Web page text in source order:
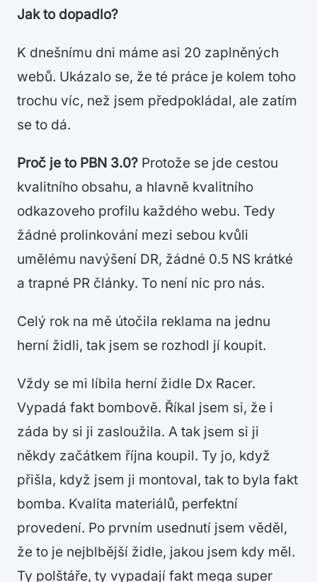
Jak to dopadlo?
K dnešnímu dni máme asi 20 zaplněných
webů. Ukázalo se, že té práce je kolem toho
trochu víc, než jsem předpokládal, ale zatím
se to dá.
Proč je to PBN 3.0? Protože se jde cestou
kvalitního obsahu, a hlavně kvalitního
odkazoveho profilu každého webu. Tedy
žádné prolinkování mezi sebou kvůli
umělému navýšení DR, žádné 0.5 NS krátké
a trapné PR články. To není nic pro nás.
Celý rok na mě útočila reklama na jednu
herní židli, tak jsem se rozhodl jí koupit.
Vždy se mi líbila herní židle Dx Racer.
Vypadá fakt bombově. Říkal jsem si, že i
záda by si ji zasloužila. A tak jsem si ji
někdy začátkem října koupil. Ty jo, když
přišla, když jsem ji montoval, tak to byla fakt
bomba. Kvalita materiálů, perfektní
provedení. Po prvním usednutí jsem věděl,
že to je nejblbější židle, jakou jsem kdy měl.
Ty polštáře, ty vypadají fakt mega super